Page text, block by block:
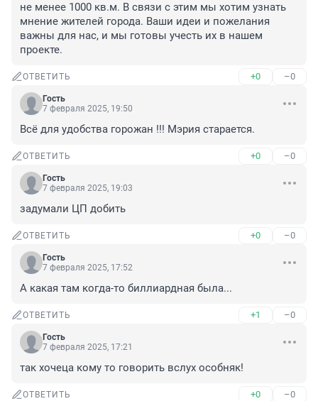
не менее 1000 кв.м. В связи с этим мы хотим узнать
мнение жителей города. Ваши идеи и пожелания
важны для нас, и мы готовы учесть их в нашем
проекте.
ОТВЕТИТЬ +0 –0
Гость
7 февраля 2025, 19:50
Всё для удобства горожан !!! Мэрия старается.
ОТВЕТИТЬ +0 –0
Гость
7 февраля 2025, 19:03
задумали ЦП добить
ОТВЕТИТЬ +0 –0
Гость
7 февраля 2025, 17:52
А какая там когда-то биллиардная была...
ОТВЕТИТЬ +1 –0
Гость
7 февраля 2025, 17:21
так хочеца кому то говорить вслух особняк!
ОТВЕТИТЬ +0 –0